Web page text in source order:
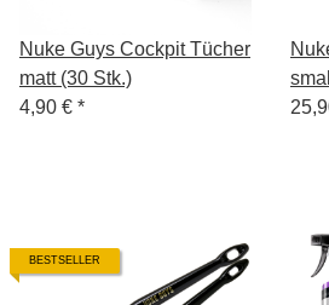
Nuke Guys Cockpit Tücher
matt (30 Stk.)
4,90 € *
small
BESTSELLER